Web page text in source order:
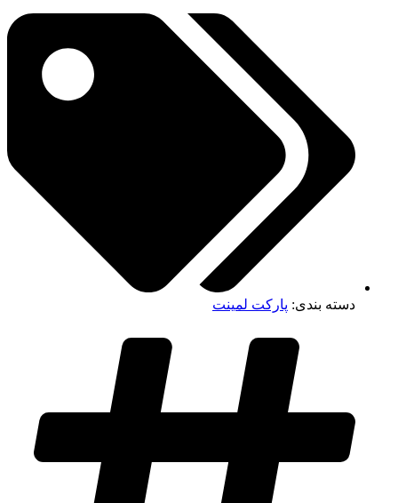
دسته بندی: پارکت لمینت